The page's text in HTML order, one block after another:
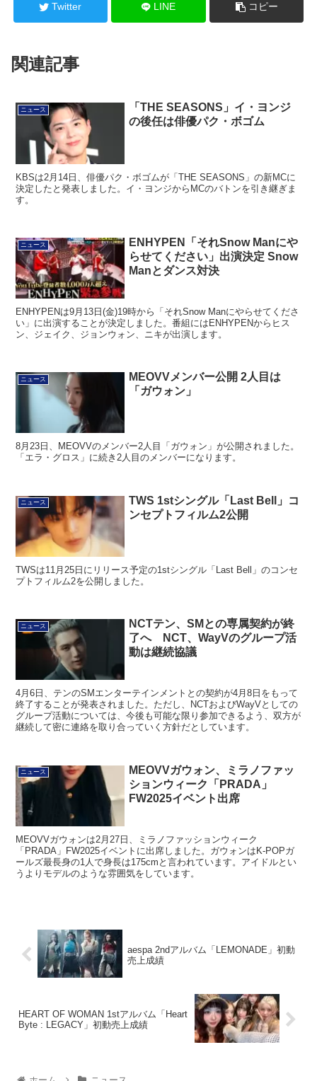
Twitter LINE コピー
関連記事
ニュース
「THE SEASONS」イ・ヨンジ
の後任は俳優パク・ボゴム
KBSは2月14日、俳優パク・ボゴムが「THE SEASONS」の新MCに
決定したと発表しました。イ・ヨンジからMCのバトンを引き継ぎま
す。
ニュース
ENHYPEN「それSnow Manにや
らせてください」出演決定 Snow
Manとダンス対決
ENHYPENは9月13日(金)19時から「それSnow Manにやらせてくださ
い」に出演することが決定しました。番組にはENHYPENからヒス
ン、ジェイク、ジョンウォン、ニキが出演します。
ニュース
MEOVVメンバー公開 2人目は
「ガウォン」
8月23日、MEOVVのメンバー2人目「ガウォン」が公開されました。
「エラ・グロス」に続き2人目のメンバーになります。
ニュース
TWS 1stシングル「Last Bell」コ
ンセプトフィルム2公開
TWSは11月25日にリリース予定の1stシングル「Last Bell」のコンセ
プトフィルム2を公開しました。
ニュース
NCTテン、SMとの専属契約が終
了へ NCT、WayVのグループ活
動は継続協議
4月6日、テンのSMエンターテインメントとの契約が4月8日をもって
終了することが発表されました。ただし、NCTおよびWayVとしての
グループ活動については、今後も可能な限り参加できるよう、双方が
継続して密に連絡を取り合っていく方針だとしています。
ニュース
MEOVVガウォン、ミラノファッ
ションウィーク「PRADA」
FW2025イベント出席
MEOVVガウォンは2月27日、ミラノファッションウィーク
「PRADA」FW2025イベントに出席しました。ガウォンはK-POPガ
ールズ最長身の1人で身長は175cmと言われています。アイドルとい
うよりモデルのような雰囲気をしています。
aespa 2ndアルバム「LEMONADE」初動
売上成績
HEART OF WOMAN 1stアルバム「Heart
Byte : LEGACY」初動売上成績